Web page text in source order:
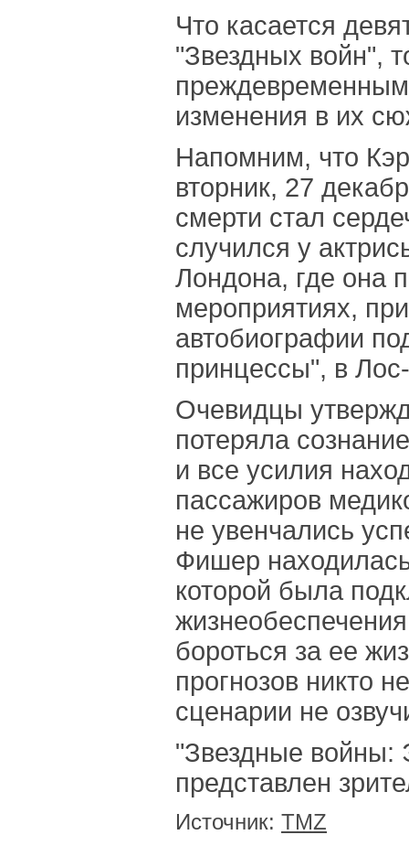
Что касается
"Звездных войн",
изменения в их
Напомним, что
вторник, 27
смерти стал
случился у
Лондона, где она
мероприятиях,
автобиографии
принцессы", в
Очевидцы
потеряла
и все усилия
пассажиров
не увенчались
Фишер
которой была
бороться за ее
прогнозов никто
сценарии не
"Звездные войны:
представлен
Источник: TMZ